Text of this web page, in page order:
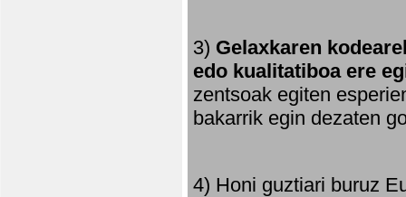
3) Gelaxkaren
edo kualitatiboa ere
zentsoak egiten
bakarrik egin dezaten
4) Honi guztiari buruz